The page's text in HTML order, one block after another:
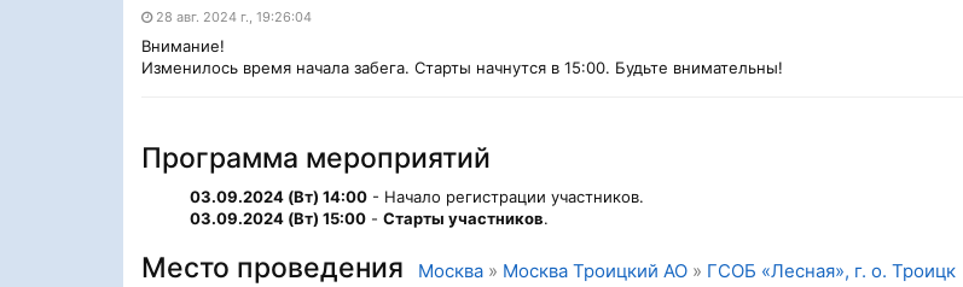
28 авг. 2024 г., 19:26:04
Внимание!
Изменилось время начала забега. Старты начнутся в 15:00. Будьте внимательны!
Программа мероприятий
03.09.2024 (Вт) 14:00 - Начало регистрации участников.
03.09.2024 (Вт) 15:00 - Старты участников.
Место проведения Москва » Москва Троицкий АО » ГСОБ «Лесная», г. о. Троицк